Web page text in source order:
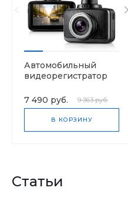
Автомобильный
видеорегистратор
7 490 руб.
9 363 руб.
В КОРЗИНУ
Статьи